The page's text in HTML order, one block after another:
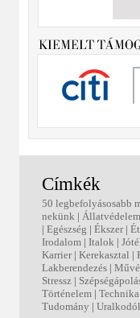
Címkék
50 legbefolyásosabb
nekünk | Állatvédelem
| Egészség | Ékszer|
Irodalom | Italok |
Karrier| Kerekasztal |
Lakberendezés |
Stressz |
Történelem | Technika
Tudomány |